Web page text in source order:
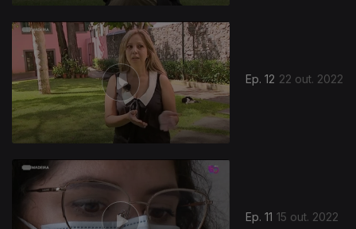
Ep. 12 22 out. 2022
Ep. 11 15 out. 2022
645555